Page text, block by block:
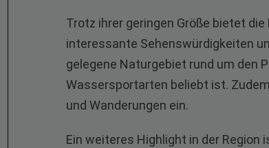
Trotz ihrer geringen Größe bietet
interessante Sehenswürdigkeiten
gelegene Naturgebiet rund um den
Wassersportarten beliebt ist.
und Wanderungen ein.
Ein weiteres Highlight in der